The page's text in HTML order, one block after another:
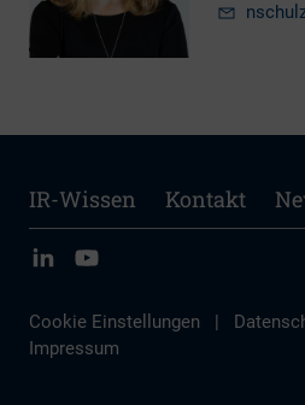
IR-Wissen Kontakt
Cookie Einstellungen
Impressum